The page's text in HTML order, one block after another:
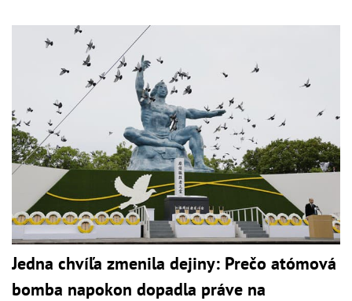
Jedna chvíľa zmenila dejiny: Prečo atómová
bomba napokon dopadla práve na